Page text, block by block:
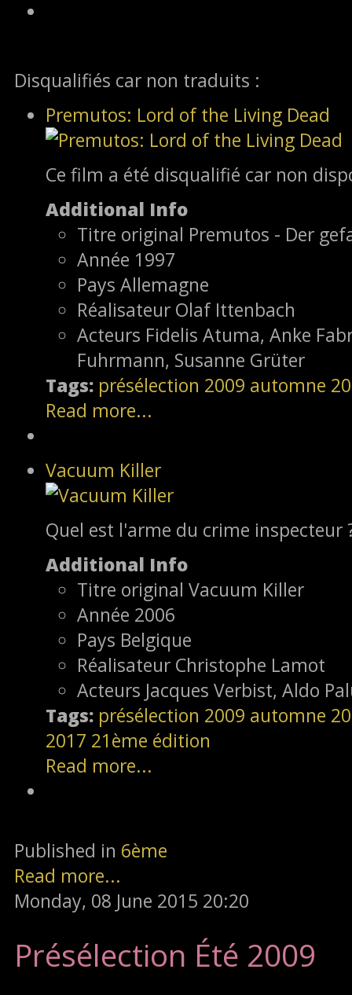
Disqualifiés car non traduits :
Premutos: Lord of the Living Dead
Ce film a été disqualifié car non
Additional Info
Titre original Premutos - Der
Année 1997
Pays Allemagne
Réalisateur Olaf Ittenbach
Acteurs Fidelis Atuma, Anke
Fuhrmann, Susanne Grüter
Tags: présélection 2009 automne
Read more...
Vacuum Killer
Quel est l'arme du crime inspecteur
Additional Info
Titre original Vacuum Killer
Année 2006
Pays Belgique
Réalisateur Christophe Lamot
Acteurs Jacques Verbist, Aldo
Tags: présélection 2009 automne
2017 21ème édition
Read more...
Published in 6ème
Read more...
Monday, 08 June 2015 20:20
Présélection Été 2009